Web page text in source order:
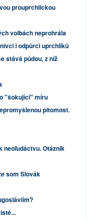
prouprchlickou
volbách neprohrála
i odpůrci uprchlíků
stává půdou, z níž
"šokující" míru
pitomost.
neoľudáctvu. Otáznik
som Slovák